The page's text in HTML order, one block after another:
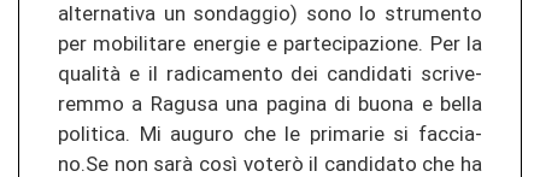
al­ter­na­ti­va un son­d­ag­gio) sono lo stru­men­to
per mo­bi­li­ta­re ener­gie e par­te­ci­pa­zio­ne. Per la
qualità e il ra­di­ca­men­to dei can­di­da­ti scri­ve­
rem­mo a Ra­gu­sa una pa­gi­na di buona e bella
po­li­ti­ca. Mi au­gu­ro che le pri­ma­rie si fac­cia­
no.Se non sarà così voterò il can­di­da­to che ha